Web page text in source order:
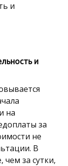
и
и
на
за
не
В
чем за сутки,